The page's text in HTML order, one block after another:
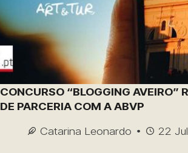
CONCURSO “BLOGGING AVEIRO”
DE PARCERIA COM A ABVP
Catarina Leonardo
22